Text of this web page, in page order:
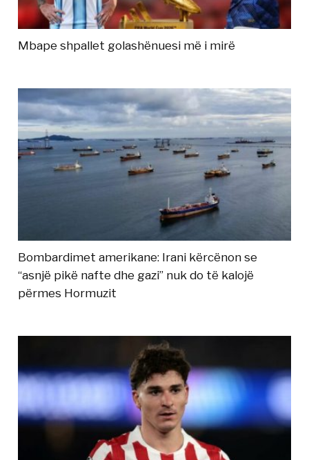
Mbape shpallet golashënuesi më i mirë
Bombardimet amerikane: Irani kërcënon se
“asnjë pikë nafte dhe gazi” nuk do të kalojë
përmes Hormuzit